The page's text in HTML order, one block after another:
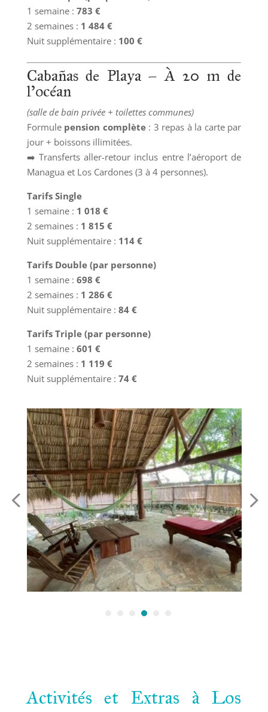
1 semaine : 783 €
2 semaines : 1 484 €
Nuit supplémentaire : 100 €
Cabañas de Playa – À 20 m de
l’océan
(salle de bain privée + toilettes communes)
Formule pension complète: 3 repas à la carte par
jour + boissons illimitées.
➡️ Transferts aller-retour inclus entre l’aéroport de
Managua et Los Cardones (3 à 4 personnes).
Tarifs Single
1 semaine : 1 018 €
2 semaines : 1 815 €
Nuit supplémentaire : 114 €
Tarifs Double (par personne)
1 semaine : 698 €
2 semaines : 1 286 €
Nuit supplémentaire : 84 €
Tarifs Triple (par personne)
1 semaine : 601 €
2 semaines : 1 119 €
Nuit supplémentaire : 74 €
Activités et Extras à Los